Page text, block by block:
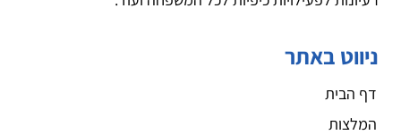
ניווט באתר
דף הבית
המלצות